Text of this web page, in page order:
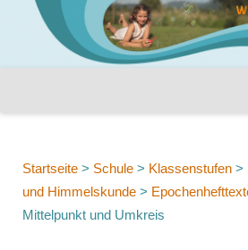
Startseite > Schule > Klassenstufen >
und Himmelskunde >
Mittelpunkt und Umkreis